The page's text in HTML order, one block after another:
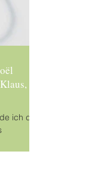
ich die